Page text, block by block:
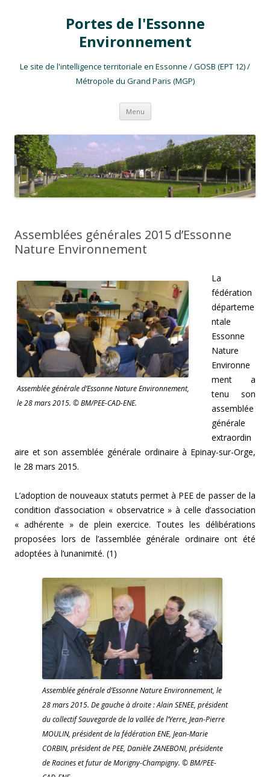
Portes de l'Essonne
Environnement
Le site de l'intelligence territoriale en Essonne / GOSB (EPT 12) /
Métropole du Grand Paris (MGP)
Menu Aller au contenu
Assemblées générales 2015 d’Essonne
Nature Environnement
Assemblée générale d’Essonne Nature Environnement,
le 28 mars 2015. © BM/PEE-CAD-ENE.
La
fédération
départeme
ntale
Essonne
Nature
Environne
ment a
tenu son
assemblée
générale
extraordin
aire et son assemblée générale ordinaire à Epinay-sur-Orge,
le 28 mars 2015.
L’adoption de nouveaux statuts permet à PEE de passer de la
condition d’association « observatrice » à celle d’association
« adhérente » de plein exercice. Toutes les délibérations
proposées lors de l’assemblée générale ordinaire ont été
adoptées à l’unanimité. (1)
Assemblée générale d’Essonne Nature Environnement, le
28 mars 2015. De gauche à droite : Alain SENEE, président
du collectif Sauvegarde de la vallée de l’Yerre, Jean-Pierre
MOULIN, président de la fédération ENE, Jean-Marie
CORBIN, président de PEE, Danièle ZANEBONI, présidente
de Racines et futur de Morigny-Champigny. © BM/PEE-